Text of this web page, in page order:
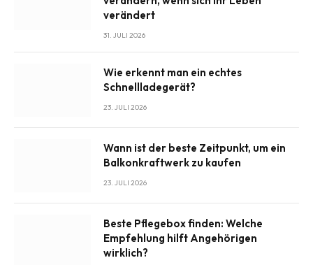
verändert
31. JULI 2026
Wie erkennt man ein echtes
Schnellladegerät?
23. JULI 2026
Wann ist der beste Zeitpunkt, um ein
Balkonkraftwerk zu kaufen
23. JULI 2026
Beste Pflegebox finden: Welche
Empfehlung hilft Angehörigen
wirklich?